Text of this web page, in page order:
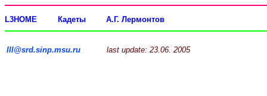
L3HOME Кадеты А.Г. Лермонтов
lll@srd.sinp.msu.ru last update: 23.06. 2005